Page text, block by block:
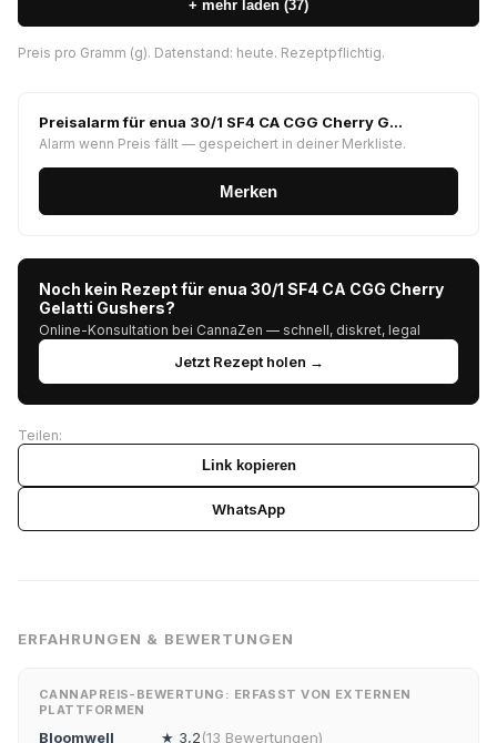
+ mehr laden (37)
Preis pro Gramm (g). Datenstand: heute. Rezeptpflichtig.
Preisalarm für enua 30/1 SF4 CA CGG Cherry G…
Alarm wenn Preis fällt — gespeichert in deiner Merkliste.
Merken
Noch kein Rezept für enua 30/1 SF4 CA CGG Cherry
Gelatti Gushers?
Online-Konsultation bei CannaZen — schnell, diskret, legal
Jetzt Rezept holen →
Teilen:
Link kopieren
WhatsApp
ERFAHRUNGEN & BEWERTUNGEN
CANNAPREIS-BEWERTUNG: ERFASST VON EXTERNEN
PLATTFORMEN
Bloomwell ★ 3,2(13 Bewertungen)